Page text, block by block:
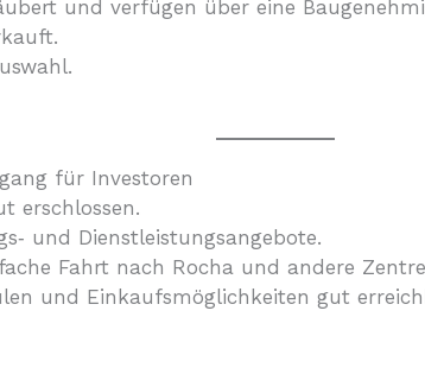
und verfügen über eine
für Investoren
erschlossen.
und Dienstleistungsangebote.
Fahrt nach Rocha und andere
und Einkaufsmöglichkeiten gut